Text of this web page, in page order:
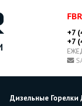
FBR
+7
+7
Дизельные Горелки